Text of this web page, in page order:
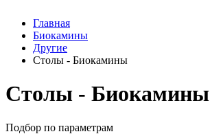
Главная
Биокамины
Другие
Столы - Биокамины
Столы - Биокамины
Подбор по параметрам